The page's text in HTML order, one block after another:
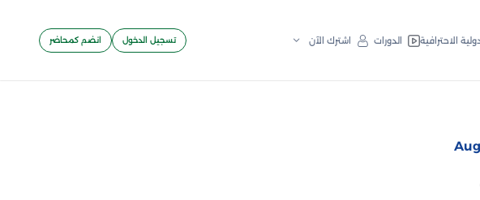
الاحترافية الدورات اشترك الآن تسجيل الدخول انضم كمحاضر